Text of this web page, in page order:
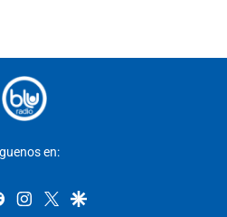
en:
facebookinstagram
twittergoogle